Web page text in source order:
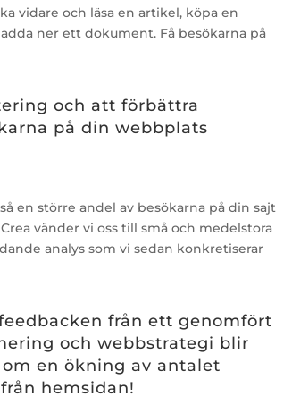
vidare och läsa en artikel, köpa en
ner ett dokument. Få besökarna på
och att förbättra
på din webbplats
en större andel av besökarna på din sajt
vänder vi oss till små och medelstora
analys som vi sedan konkretiserar
från ett genomfört
och webbstrategi blir
en ökning av antalet
hemsidan!